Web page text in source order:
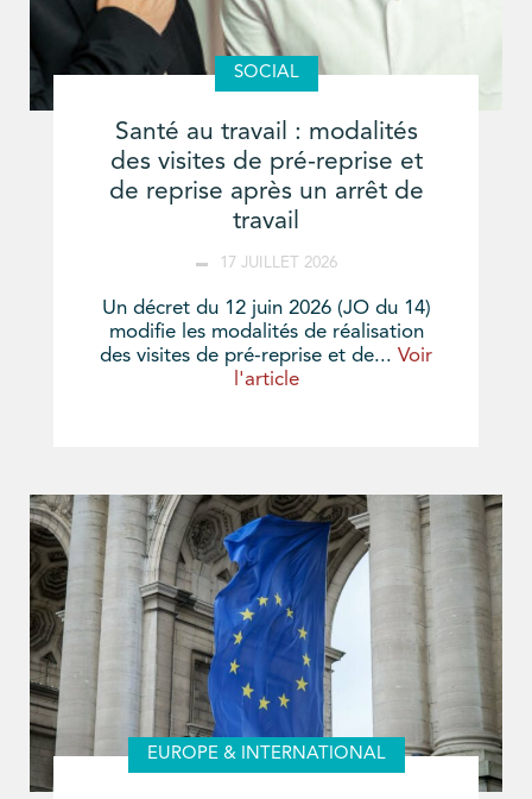
SOCIAL
Santé au travail : modalités
des visites de pré-reprise et
de reprise après un arrêt de
travail
17 JUILLET 2026
Un décret du 12 juin 2026 (JO du 14)
modifie les modalités de réalisation
des visites de pré-reprise et de... Voir
l'article
EUROPE & INTERNATIONAL